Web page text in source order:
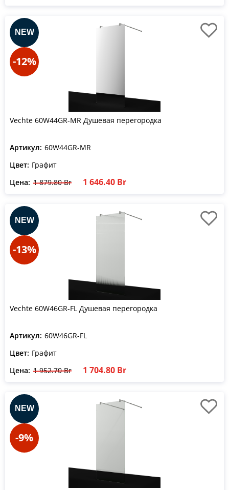
-12%
Vechte 60W44GR-MR Душевая перегородка
Артикул: 60W44GR-MR
Цвет: Графит
Цена: 1 879.80 Br 1 646.40 Br
-13%
Vechte 60W46GR-FL Душевая перегородка
Артикул: 60W46GR-FL
Цвет: Графит
Цена: 1 952.70 Br 1 704.80 Br
-9%